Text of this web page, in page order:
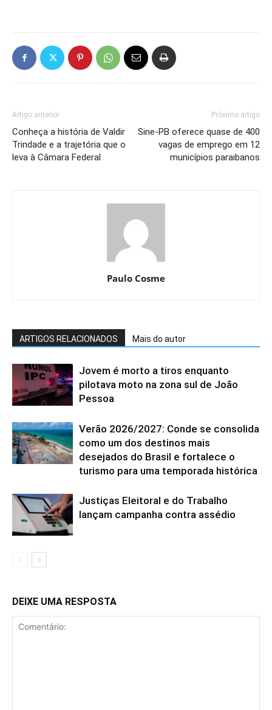
Artigo anterior
Conheça a história de Valdir
Trindade e a trajetória que o
leva à Câmara Federal
Próximo artigo
Sine-PB oferece quase de 400
vagas de emprego em 12
municípios paraibanos
Paulo Cosme
ARTIGOS RELACIONADOS Mais do autor
Jovem é morto a tiros enquanto
pilotava moto na zona sul de João
Pessoa
Verão 2026/2027: Conde se consolida
como um dos destinos mais
desejados do Brasil e fortalece o
turismo para uma temporada histórica
Justiças Eleitoral e do Trabalho
lançam campanha contra assédio
DEIXE UMA RESPOSTA